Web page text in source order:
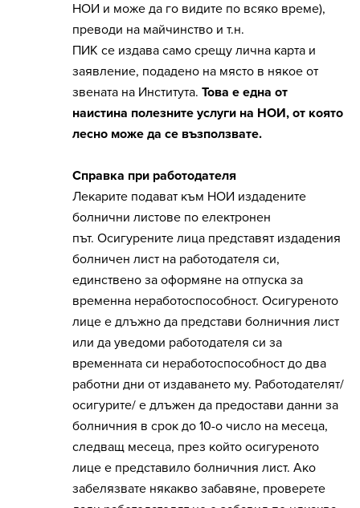
НОИ и може да го видите по всяко време),
преводи на майчинство и т.н.
ПИК се издава само срещу лична карта и
заявление, подадено на място в някое от
звената на Института. Това е една от
наистина полезните услуги на НОИ, от която
лесно може да се възползвате.
Справка при работодателя
Лекарите подават към НОИ издадените
болнични листове по електронен
път. Осигурените лица представят издадения
болничен лист на работодателя си,
единствено за оформяне на отпуска за
временна неработоспособност. Осигуреното
лице е длъжно да представи болничния лист
или да уведоми работодателя си за
временната си неработоспособност до два
работни дни от издаването му. Работодателят/
осигурите/ е длъжен да предостави данни за
болничния в срок до 10-о число на месеца,
следващ месеца, през който осигуреното
лице е представило болничния лист. Ако
забелязвате някакво забавяне, проверете